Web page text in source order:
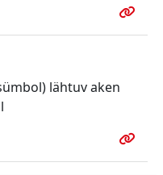
lähtuv aken